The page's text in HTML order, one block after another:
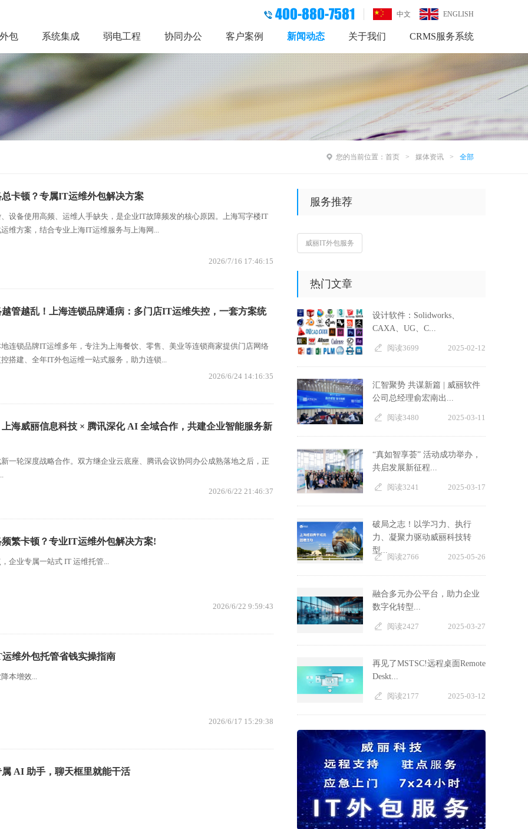
400-880-7581 中文 ENGLISH
包 系统集成 弱电工程 协同办公 客户案例 新闻动态 关于我们 CRMS服务系统
您的当前位置： 首页 媒体资讯 全部
卡顿？专属IT运维外包解决方案
设备使用高频、运维人手缺失，是企业IT故障频发的核心原因。上海写字楼IT
维方案，结合专业上海IT运维服务与上海网...
2026/7/16 17:46:15
管越乱！上海连锁品牌通病：多门店IT运维失控，一套方案统
连锁品牌IT运维多年，专注为上海餐饮、零售、美业等连锁商家提供门店网络
搭建、全年IT外包运维一站式服务，助力连锁...
2026/6/24 14:16:35
海威丽信息科技 × 腾讯深化 AI 全域合作，共建企业智能服务新
一轮深度战略合作。双方继企业云底座、腾讯会议协同办公成熟落地之后，正
2026/6/22 21:46:37
繁卡顿？专业IT运维外包解决方案!
企业专属一站式 IT 运维托管...
2026/6/22 9:59:43
维外包托管省钱实操指南
本增效...
2026/6/17 15:29:38
AI 助手，聊天框里就能干活
服务推荐
威丽IT外包服务
热门文章
设计软件：Solidworks、
CAXA、UG、C...
阅读3699 2025-02-12
汇智聚势 共谋新篇 | 威丽软件
公司总经理俞宏南出...
阅读3480 2025-03-11
“真如智享荟” 活动成功举办，
共启发展新征程...
阅读3241 2025-03-17
破局之志！以学习力、执行
力、凝聚力驱动威丽科技转
型...
阅读2766 2025-05-26
融合多元办公平台，助力企业
数字化转型...
阅读2427 2025-03-27
再见了MSTSC!远程桌面Remote
Deskt...
阅读2177 2025-03-12